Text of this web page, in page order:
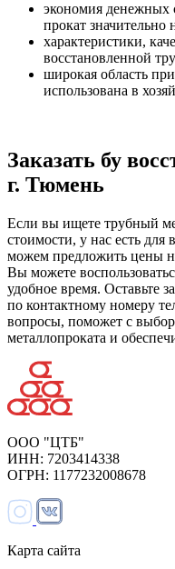
экономия денежных
прокат
характеристики,
восстановленной
широкая область
использована в
Заказать бу
г. Тюмень
Если вы ищете трубный
стоимости, у нас есть
можем предложить цены
Вы можете
удобное время. Оставьте
по контактному номеру
вопросы, поможет с
металлопроката и
ООО "ЦТБ"
ИНН: 7203414338
ОГРН: 1177232008678
Карта сайта